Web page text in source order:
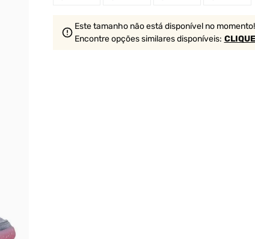
Este tamanho não está disponível no momento!
Encontre opções similaresdisponíveis: